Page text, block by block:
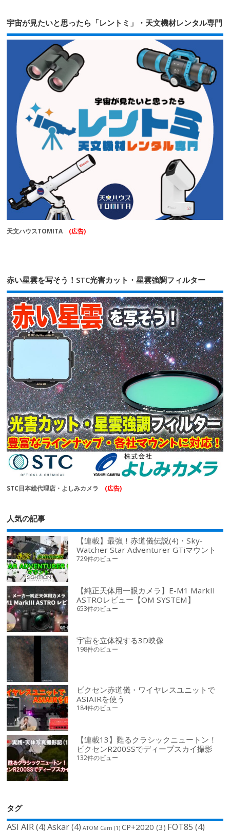
宇宙が見たいと思ったら「レントミ」・天文機材レンタル専門
天文ハウスTOMITA (広告)
赤い星雲を写そう！STC光害カット・星雲強調フィルター
STC日本総代理店・よしみカメラ (広告)
人気の記事
【連載】最強！赤道儀伝説(4)・Sky-
Watcher Star Adventurer GTiマウント
729件のビュー
【純正天体用一眼カメラ】E-M1 MarkII
ASTROレビュー【OM SYSTEM】
653件のビュー
宇宙を立体視する3D映像
198件のビュー
ビクセン赤道儀・ワイヤレスユニットで
ASIAIRを使う
184件のビュー
【連載13】甦るクラシックニュートン！
ビクセンR200SSでディープスカイ撮影
132件のビュー
タグ
ASI AIR(4) Askar(4) ATOM Cam (1) CP+2020 (3) FOT85 (4)